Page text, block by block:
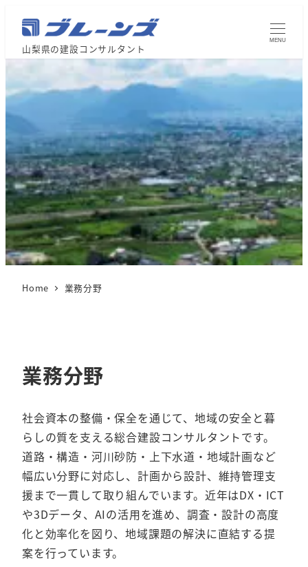
山梨県の建設コンサルタント
MENU
Home 業務分野
業務分野
社会資本の整備・保全を通じて、地域の安全と暮
らしの質を支える総合建設コンサルタントです。
道路・構造・河川砂防・上下水道・地域計画など
幅広い分野に対応し、計画から設計、維持管理支
援まで一貫して取り組んでいます。近年はDX・ICT
や3Dデータ、AIの活用を進め、調査・設計の高度
化と効率化を図り、地域課題の解決に直結する提
案を行っています。